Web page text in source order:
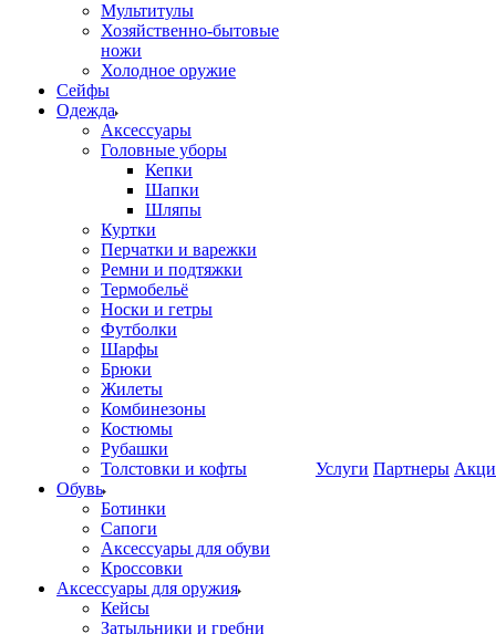
Мультитулы
Хозяйственно-бытовые
ножи
Холодное оружие
Сейфы
Одежда
Аксессуары
Головные уборы
Кепки
Шапки
Шляпы
Куртки
Перчатки и варежки
Ремни и подтяжки
Термобельё
Носки и гетры
Футболки
Шарфы
Брюки
Жилеты
Комбинезоны
Костюмы
Рубашки
Толстовки и кофты
Обувь
Ботинки
Сапоги
Аксессуары для обуви
Кроссовки
Аксессуары для оружия
Кейсы
Затыльники и гребни
Услуги Партнеры